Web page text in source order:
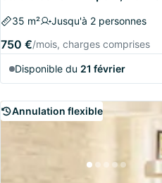
35 m² Jusqu'à 2 personnes
750 €/mois, charges comprises
Disponible du 21 février
Annulation flexible